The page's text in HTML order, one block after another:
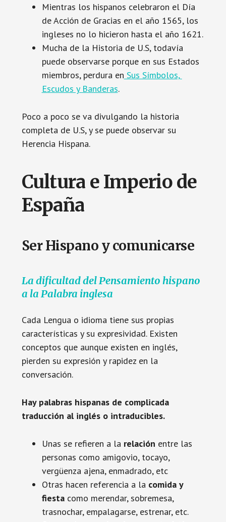
Mientras los hispanos celebraron el Día
de Acción de Gracias en el año 1565, los
ingleses no lo hicieron hasta el año 1621.
Mucha de la Historia de U.S, todavía
puede observarse porque en sus Estados
miembros, perdura en Sus Símbolos,
Escudos y Banderas.
Poco a poco se va divulgando la historia
completa de U.S, y se puede observar su
Herencia Hispana.
Cultura e Imperio de
España
Ser Hispano y comunicarse
La dificultad del Pensamiento hispano
a la Palabra inglesa
Cada Lengua o idioma tiene sus propias
características y su expresividad. Existen
conceptos que aunque existen en inglés,
pierden su expresión y rapidez en la
conversación.
Hay palabras hispanas de complicada
traducción al inglés o intraducibles.
Unas se refieren a la relación entre las
personas como amigovio, tocayo,
vergüenza ajena, enmadrado, etc
Otras hacen referencia a la comida y
fiestacomo merendar, sobremesa,
trasnochar, empalagarse, estrenar, etc.